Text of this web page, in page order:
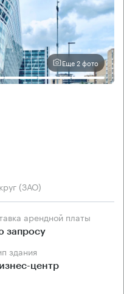
Еще 2 фото
(ЗАО)
арендной платы
запросу
здания
центр